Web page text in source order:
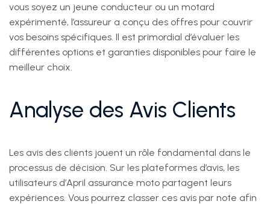
vous soyez un jeune conducteur ou un motard
expérimenté, l’assureur a conçu des offres pour couvrir
vos besoins spécifiques. Il est primordial d’évaluer les
différentes options et garanties disponibles pour faire le
meilleur choix.
Analyse des Avis Clients
Les avis des clients jouent un rôle fondamental dans le
processus de décision. Sur les plateformes d’avis, les
utilisateurs d’April assurance moto partagent leurs
expériences. Vous pourrez classer ces avis par note afin